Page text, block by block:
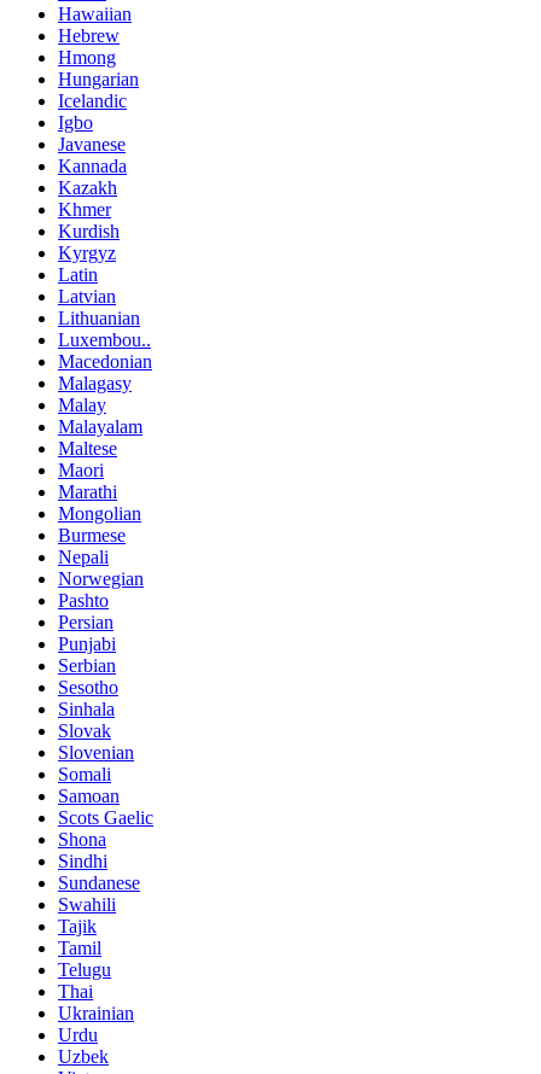
Hawaiian
Hebrew
Hmong
Hungarian
Icelandic
Igbo
Javanese
Kannada
Kazakh
Khmer
Kurdish
Kyrgyz
Latin
Latvian
Lithuanian
Luxembou..
Macedonian
Malagasy
Malay
Malayalam
Maltese
Maori
Marathi
Mongolian
Burmese
Nepali
Norwegian
Pashto
Persian
Punjabi
Serbian
Sesotho
Sinhala
Slovak
Slovenian
Somali
Samoan
Scots Gaelic
Shona
Sindhi
Sundanese
Swahili
Tajik
Tamil
Telugu
Thai
Ukrainian
Urdu
Uzbek